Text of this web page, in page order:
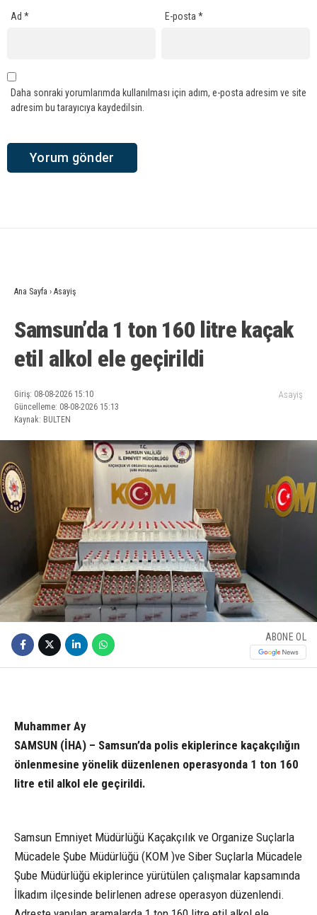
Ad * E-posta*
Daha sonraki yorumlarımda kullanılması için adım, e-posta adresim ve site
adresim bu tarayıcıya kaydedilsin.
Ana Sayfa › Asayiş
Samsun’da 1 ton 160 litre kaçak
etil alkol ele geçirildi
Giriş: 08-08-2026 15:10
Güncelleme: 08-08-2026 15:13
Kaynak: BULTEN
Asayiş
ABONE OL
Muhammer Ay
SAMSUN (İHA) – Samsun’da polis ekiplerince kaçakçılığın
önlenmesine yönelik düzenlenen operasyonda 1 ton 160
litre etil alkol ele geçirildi.
Samsun Emniyet Müdürlüğü Kaçakçılık ve Organize Suçlarla
Mücadele Şube Müdürlüğü (KOM )ve Siber Suçlarla Mücadele
Şube Müdürlüğü ekiplerince yürütülen çalışmalar kapsamında
İlkadım ilçesinde belirlenen adrese operasyon düzenlendi.